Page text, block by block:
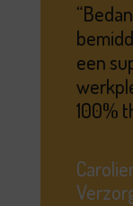
een
100%